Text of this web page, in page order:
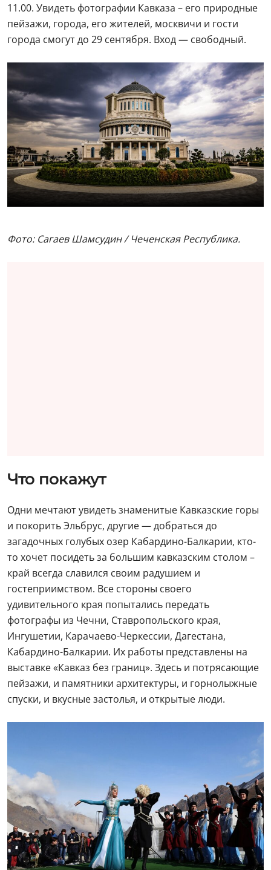
11.00. Увидеть фотографии Кавказа – его природные
пейзажи, города, его жителей, москвичи и гости
города смогут до 29 сентября. Вход — свободный.
Фото: Сагаев Шамсудин / Чеченская Республика.
Что покажут
Одни мечтают увидеть знаменитые Кавказские горы
и покорить Эльбрус, другие — добраться до
загадочных голубых озер Кабардино-Балкарии, кто-
то хочет посидеть за большим кавказским столом –
край всегда славился своим радушием и
гостеприимством. Все стороны своего
удивительного края попытались передать
фотографы из Чечни, Ставропольского края,
Ингушетии, Карачаево-Черкессии, Дагестана,
Кабардино-Балкарии. Их работы представлены на
выставке «Кавказ без границ». Здесь и потрясающие
пейзажи, и памятники архитектуры, и горнолыжные
спуски, и вкусные застолья, и открытые люди.